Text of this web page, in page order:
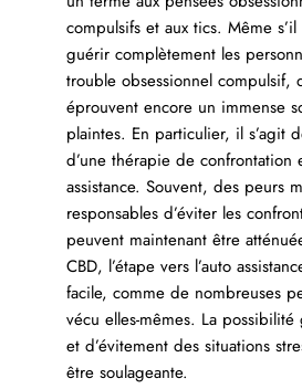
compulsifs et aux tics. Même
guérir complètement les
trouble obsessionnel compulsif,
éprouvent encore un immense
plaintes. En particulier, il s’agit
d’une thérapie de confrontation
assistance. Souvent, des peurs
responsables d’éviter les
peuvent maintenant être
CBD, l’étape vers l’auto
facile, comme de nombreuses
vécu elles-mêmes. La
et d’évitement des situations
être soulageante.